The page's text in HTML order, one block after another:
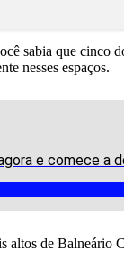
sabia que cinco
nesses espaços.
e comece a
altos de Balneário